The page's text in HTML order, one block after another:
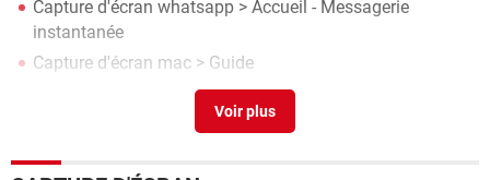
Capture d'écran whatsapp > Accueil - Messagerie
instantanée
Capture d'écran mac > Guide
Capture d'écran samsung> Guide